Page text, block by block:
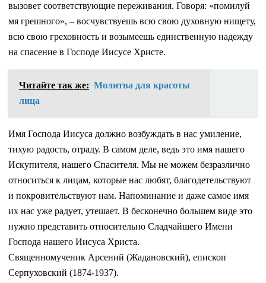
вызовет соответствующие переживания. Говоря: «помилуй
мя грешного», – восчувствуешь всю свою духовную нищету,
всю свою греховность и возымеешь единственную надежду
на спасение в Господе Иисусе Христе.
Читайте так же: Молитва для красоты
лица
Имя Господа Иисуса должно возбуждать в нас умиление,
тихую радость, отраду. В самом деле, ведь это имя нашего
Искупителя, нашего Спасителя. Мы не можем безразлично
относиться к лицам, которые нас любят, благодетельствуют
и покровительствуют нам. Напоминание и даже самое имя
их нас уже радует, утешает. В бесконечно большем виде это
нужно представить относительно Сладчайшего Имени
Господа нашего Иисуса Христа.
Священномученик Арсений (Жадановский), епископ
Серпуховский (1874-1937).